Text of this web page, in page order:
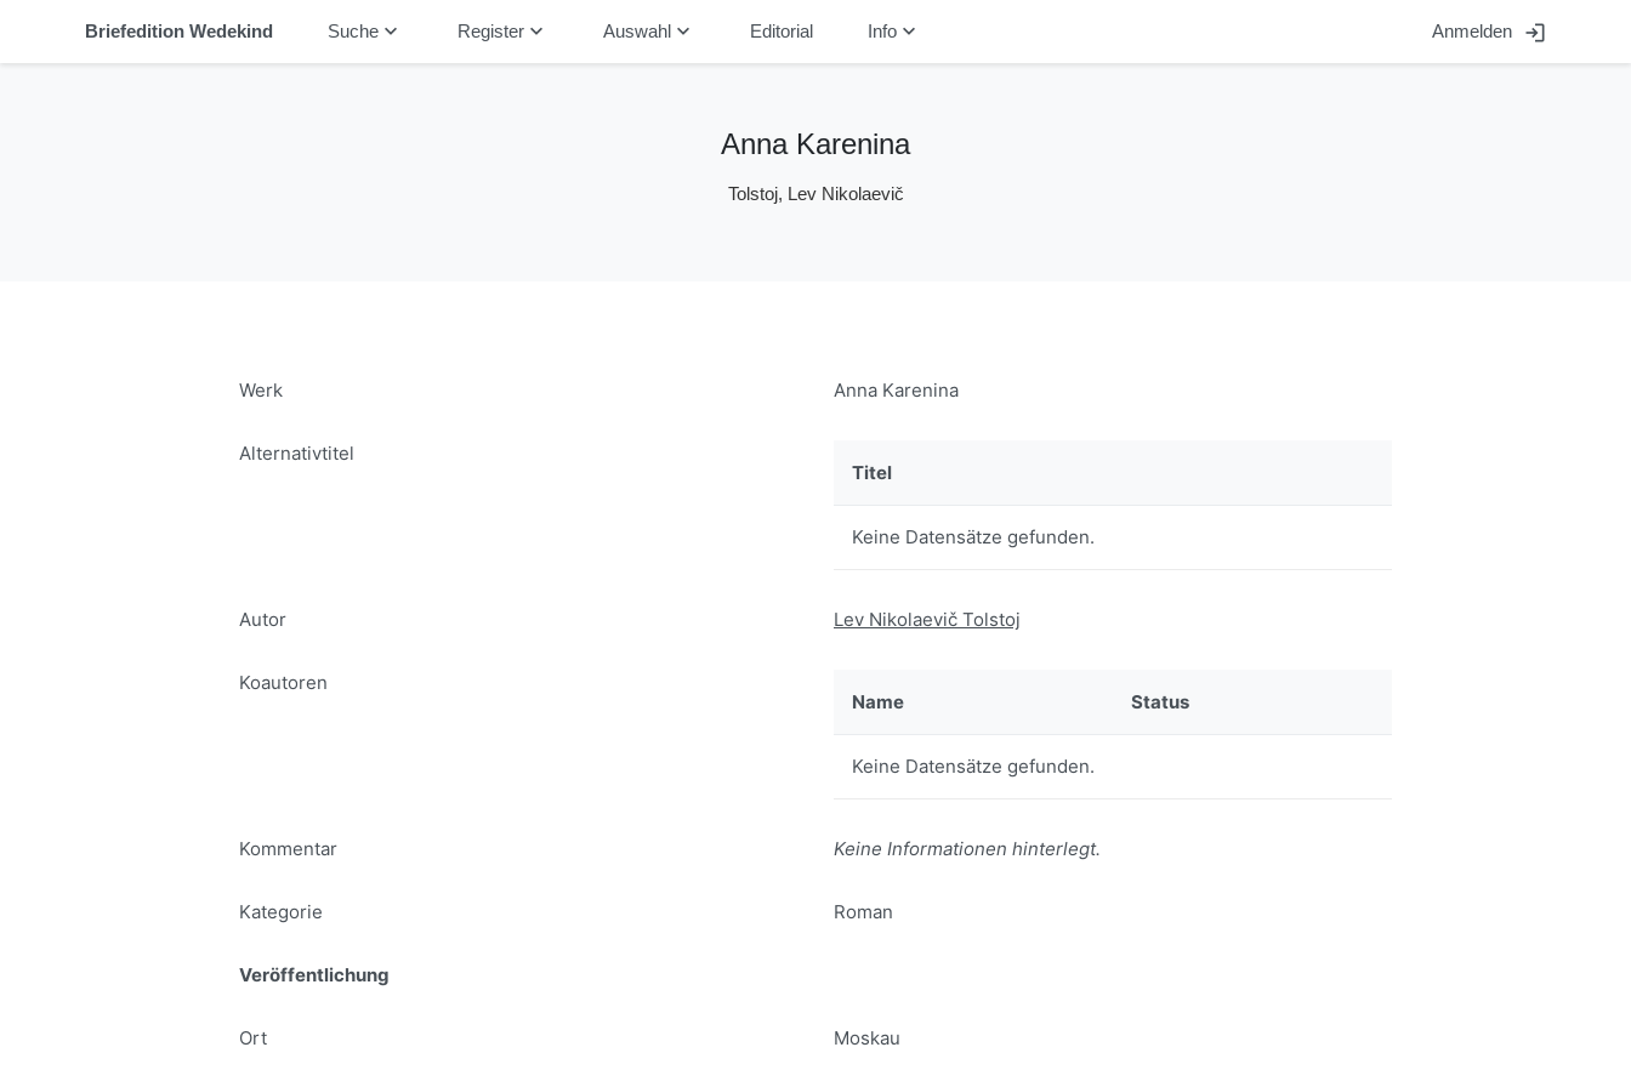
Briefedition Wedekind Suchekeyboard_arrow_down Registerkeyboard_arrow_down Auswahlkeyboard_arrow_down Editorial Infokeyboard_arrow_down Anmelden login
Anna Karenina
Tolstoj, Lev Nikolaevič
Werk Anna Karenina
Alternativtitel
Titel
Keine Datensätze gefunden.
Autor Lev Nikolaevič Tolstoj
Koautoren
Name
Status
Keine Datensätze gefunden.
Kommentar Keine Informationen hinterlegt.
Kategorie Roman
Veröffentlichung
Ort Moskau